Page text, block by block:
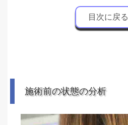
目次に戻る
施術前の状態の分析